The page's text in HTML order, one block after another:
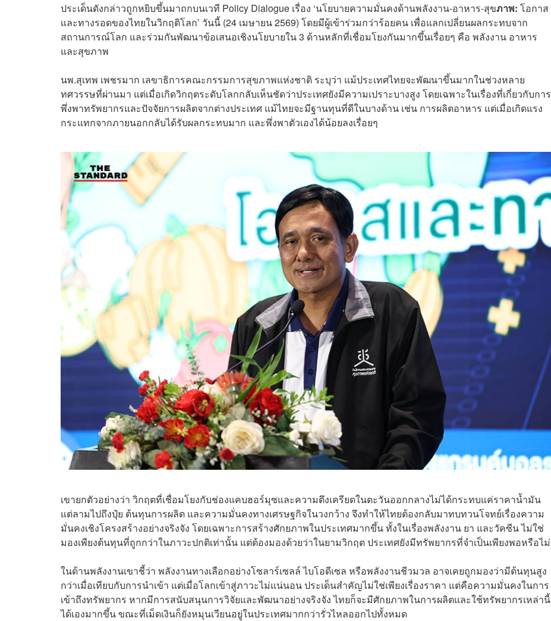
ประเด็นดังกล่าวถูกหยิบขึ้นมาถกบนเวที Policy Dialogue เรื่อง ‘นโยบายความมั่นคงด้านพลังงาน-อาหาร-สุขภาพ: โอกาส
และทางรอดของไทยในวิกฤติโลก’ วันนี้ (24 เมษายน 2569) โดยมีผู้เข้าร่วมกว่าร้อยคน เพื่อแลกเปลี่ยนผลกระทบจาก
สถานการณ์โลก และร่วมกันพัฒนาข้อเสนอเชิงนโยบายใน 3 ด้านหลักที่เชื่อมโยงกันมากขึ้นเรื่อยๆ คือ พลังงาน อาหาร
และสุขภาพ
นพ.สุเทพ เพชรมาก เลขาธิการคณะกรรมการสุขภาพแห่งชาติ ระบุว่า แม้ประเทศไทยจะพัฒนาขึ้นมากในช่วงหลาย
ทศวรรษที่ผ่านมา แต่เมื่อเกิดวิกฤตระดับโลกกลับเห็นชัดว่าประเทศยังมีความเปราะบางสูง โดยเฉพาะในเรื่องที่เกี่ยวกับการ
พึ่งพาทรัพยากรและปัจจัยการผลิตจากต่างประเทศ แม้ไทยจะมีฐานทุนที่ดีในบางด้าน เช่น การผลิตอาหาร แต่เมื่อเกิดแรง
กระแทกจากภายนอกกลับได้รับผลกระทบมาก และพึ่งพาตัวเองได้น้อยลงเรื่อยๆ
เขายกตัวอย่างว่า วิกฤตที่เชื่อมโยงกับช่องแคบฮอร์มุซและความตึงเครียดในตะวันออกกลางไม่ได้กระทบแค่ราคาน้ำมัน
แต่ลามไปถึงปุ๋ย ต้นทุนการผลิต และความมั่นคงทางเศรษฐกิจในวงกว้าง จึงทำให้ไทยต้องกลับมาทบทวนโจทย์เรื่องความ
มั่นคงเชิงโครงสร้างอย่างจริงจัง โดยเฉพาะการสร้างศักยภาพในประเทศมากขึ้น ทั้งในเรื่องพลังงาน ยา และวัคซีน ไม่ใช่
มองเพียงต้นทุนที่ถูกกว่าในภาวะปกติเท่านั้น แต่ต้องมองด้วยว่าในยามวิกฤต ประเทศยังมีทรัพยากรที่จำเป็นเพียงพอหรือไม่
ในด้านพลังงานเขาชี้ว่า พลังงานทางเลือกอย่างโซลาร์เซลล์ ไบโอดีเซล หรือพลังงานชีวมวล อาจเคยถูกมองว่ามีต้นทุนสูง
กว่าเมื่อเทียบกับการนำเข้า แต่เมื่อโลกเข้าสู่ภาวะไม่แน่นอน ประเด็นสำคัญไม่ใช่เพียงเรื่องราคา แต่คือความมั่นคงในการ
เข้าถึงทรัพยากร หากมีการสนับสนุนการวิจัยและพัฒนาอย่างจริงจัง ไทยก็จะมีศักยภาพในการผลิตและใช้ทรัพยากรเหล่านี้
ได้เองมากขึ้น ขณะที่เม็ดเงินก็ยังหมุนเวียนอยู่ในประเทศมากกว่ารั่วไหลออกไปทั้งหมด